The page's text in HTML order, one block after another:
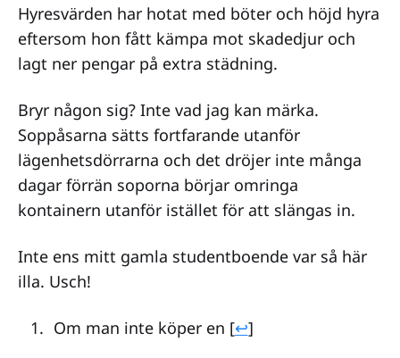
Hyresvärden har hotat med böter och höjd hyra
eftersom hon fått kämpa mot skadedjur och
lagt ner pengar på extra städning.
Bryr någon sig? Inte vad jag kan märka.
Soppåsarna sätts fortfarande utanför
lägenhetsdörrarna och det dröjer inte många
dagar förrän soporna börjar omringa
kontainern utanför istället för att slängas in.
Inte ens mitt gamla studentboende var så här
illa. Usch!
Om man inte köper en [↩]